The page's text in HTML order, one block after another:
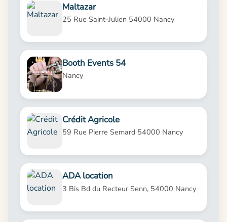
Maltazar
25 Rue Saint-Julien 54000 Nancy
Booth Events 54
Nancy
Crédit Agricole
59 Rue Pierre Semard 54000 Nancy
ADA location
3 Bis Bd du Recteur Senn, 54000 Nancy